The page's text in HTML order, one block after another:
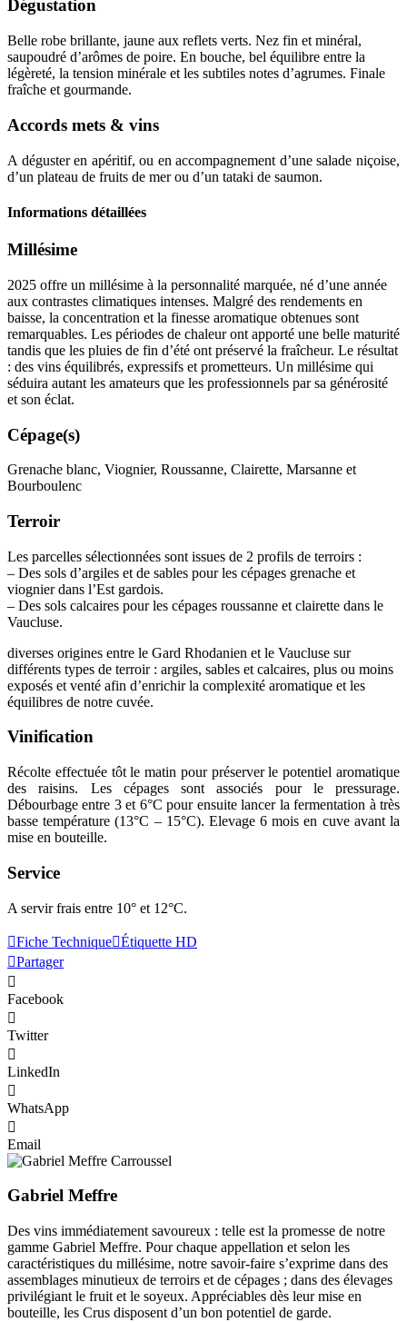
Dégustation
Belle robe brillante, jaune aux reflets verts. Nez fin et minéral,
saupoudré d’arômes de poire. En bouche, bel équilibre entre la
légèreté, la tension minérale et les subtiles notes d’agrumes. Finale
fraîche et gourmande.
Accords mets & vins
A déguster en apéritif, ou en accompagnement d’une salade niçoise,
d’un plateau de fruits de mer ou d’un tataki de saumon.
Informations détaillées
Millésime
2025 offre un millésime à la personnalité marquée, né d’une année
aux contrastes climatiques intenses. Malgré des rendements en
baisse, la concentration et la finesse aromatique obtenues sont
remarquables. Les périodes de chaleur ont apporté une belle maturité
tandis que les pluies de fin d’été ont préservé la fraîcheur. Le résultat
: des vins équilibrés, expressifs et prometteurs. Un millésime qui
séduira autant les amateurs que les professionnels par sa générosité
et son éclat.
Cépage(s)
Grenache blanc, Viognier, Roussanne, Clairette, Marsanne et
Bourboulenc
Terroir
Les parcelles sélectionnées sont issues de 2 profils de terroirs :
– Des sols d’argiles et de sables pour les cépages grenache et
viognier dans l’Est gardois.
– Des sols calcaires pour les cépages roussanne et clairette dans le
Vaucluse.
diverses origines entre le Gard Rhodanien et le Vaucluse sur
différents types de terroir: argiles, sables et calcaires, plus ou moins
exposés et venté afin d’enrichir la complexité aromatique et les
équilibres de notre cuvée.
Vinification
Récolte effectuée tôt le matin pour préserver le potentiel aromatique
des raisins. Les cépages sont associés pour le pressurage.
Débourbage entre 3 et 6°C pour ensuite lancer la fermentation à très
basse température (13°C – 15°C). Elevage 6 mois en cuve avant la
mise en bouteille.
Service
A servir frais entre 10° et 12°C.
Fiche Technique Étiquette HD
Partager
Facebook
Twitter
LinkedIn
WhatsApp
Email
Gabriel Meffre
Des vins immédiatement savoureux : telle est la promesse de notre
gamme Gabriel Meffre. Pour chaque appellation et selon les
caractéristiques du millésime, notre savoir-faire s’exprime dans des
assemblages minutieux de terroirs et de cépages ; dans des élevages
privilégiant le fruit et le soyeux. Appréciables dès leur mise en
bouteille, les Crus disposent d’un bon potentiel de garde.